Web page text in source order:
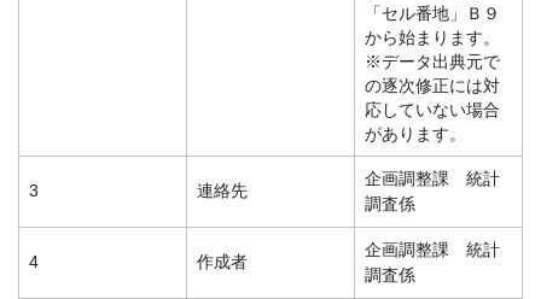
「セル番地」Ｂ９
から始まります。
※データ出典元で
の逐次修正には対
応していない場合
があります。
3 連絡先
企画調整課 統計
調査係
4 作成者
企画調整課 統計
調査係